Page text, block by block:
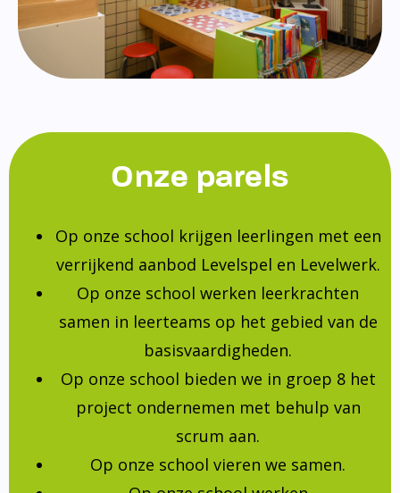
Onze parels
Op onze school krijgen leerlingen met een
verrijkend aanbod Levelspel en Levelwerk.
Op onze school werken leerkrachten
samen in leerteams op het gebied van de
basisvaardigheden.
Op onze school bieden we in groep 8 het
project ondernemen met behulp van
scrum aan.
Op onze school vieren we samen.